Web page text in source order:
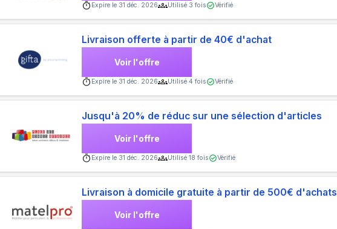
Expire le 31 déc. 2026 Utilisé 3 fois Vérifié
Livraison offerte à partir de 40€ d'achat
Voir l'offre
Expire le 31 déc. 2026 Utilisé4 fois Vérifié
Jusqu'à 20% de réduc sur une sélection d'articles
Voir l'offre
Expire le 31 déc. 2026 Utilisé18 fois Vérifié
Livraison à domicile gratuite à partir de 500€ d'achats
Voir l'offre